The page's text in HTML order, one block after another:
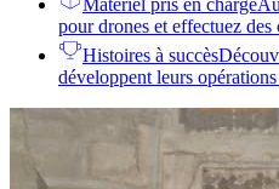
Matériel pris en charge
pour drones et effectuez
Histoires à succès
développent leurs